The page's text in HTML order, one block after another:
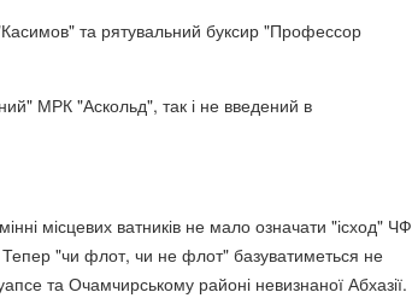
та рятувальний буксир "Профессор
МРК "Аскольд", так і не введений в
місцевих ватників не мало означати "ісход" ЧФ
"чи флот, чи не флот" базуватиметься не
та Очамчирському районі невизнаної Абхазії.